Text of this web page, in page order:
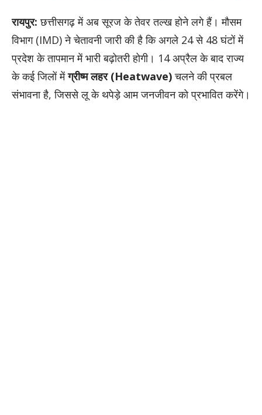
रायपुर: छत्तीसगढ़ में अब सूरज के तेवर तल्ख होने लगे हैं। मौसम
विभाग (IMD) ने चेतावनी जारी की है कि अगले 24 से 48 घंटों में
प्रदेश के तापमान में भारी बढ़ोतरी होगी। 14 अप्रैल के बाद राज्य
के कई जिलों मेंग्रीष्म लहर (Heatwave)चलने की प्रबल
संभावना है, जिससे लू के थपेड़े आम जनजीवन को प्रभावित करेंगे।